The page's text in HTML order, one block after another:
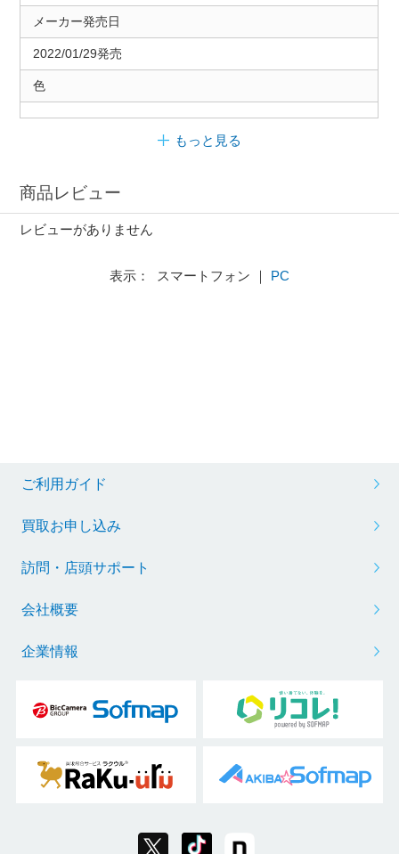
メーカー発売日
2022/01/29発売
色
もっと見る
商品レビュー
レビューがありません
表示： スマートフォン ｜ PC
ご利用ガイド
買取お申し込み
訪問・店頭サポート
会社概要
企業情報